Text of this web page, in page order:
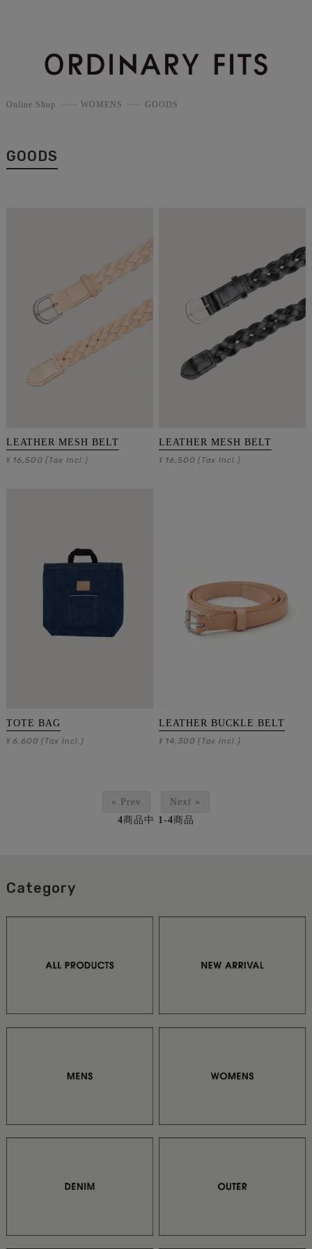
Online Shop WOMENS GOODS
GOODS
LEATHER MESH BELT
¥ 16,500 (Tax Incl.)
LEATHER MESH BELT
¥ 16,500 (Tax Incl.)
TOTE BAG
¥ 6,600 (Tax Incl.)
LEATHER BUCKLE BELT
¥ 14,300 (Tax Incl.)
« Prev
Next »
4商品中 1-4商品
Category